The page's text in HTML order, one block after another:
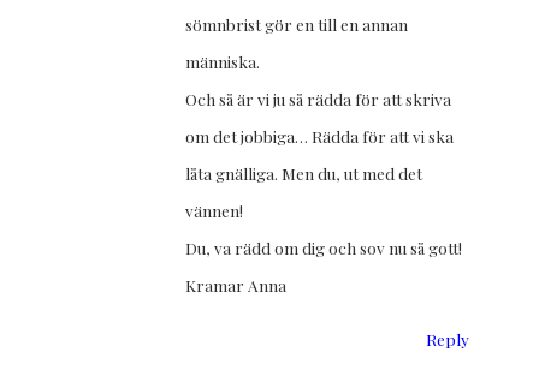
sömnbrist gör en till en annan
människa.
Och så är vi ju så rädda för att skriva
om det jobbiga… Rädda för att vi ska
låta gnälliga. Men du, ut med det
vännen!
Du, va rädd om dig och sov nu så gott!
Kramar Anna
Reply